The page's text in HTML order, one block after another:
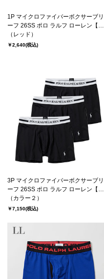
1P マイクロファイバーボクサーブリ
ーフ 26SS ポロ ラルフ ローレン【前
閉じ】(RM3-D201）
（レッド）
￥2,640(税込)
3P マイクロファイバーボクサーブリ
ーフ 26SS ポロ ラルフ ローレン【前
閉じ】(RM3-D501）
（カラー２）
￥7,150(税込)